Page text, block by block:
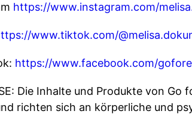
https://www.instagram.com/
www.tiktok.com/
https://www.facebook.com/
Die Inhalte und Produkte von Go
richten sich an körperliche und